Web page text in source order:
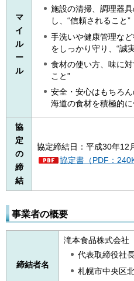
マ
イ
ル
ー
ル
施設の清掃、調理器
し、“信頼されること”
手洗いや健康管理な
をしっかり守り、“誠
食材の使い方、味に
こと”
安全・安心はもちろ
海道の食材を積極的
協
定
の
締
結
協定締結日：平成30年12
協定書（PDF：
事業者の概要
締結者名
滝本食品株式会社
代表取締役
札幌市中央区